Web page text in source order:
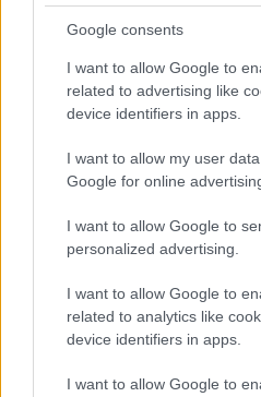
Google consents
I want to allow Google to
related to advertising like
device identifiers in apps.
I want to allow my user
Google for online
I want to allow Google to
personalized advertising.
I want to allow Google to
related to analytics like
device identifiers in apps.
I want to allow Google to